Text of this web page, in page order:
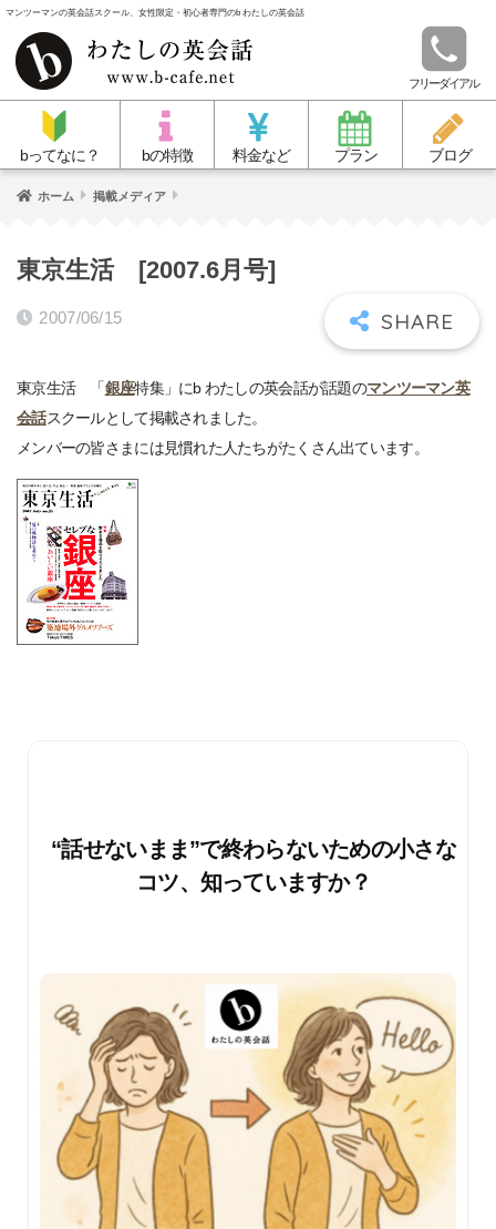
マンツーマンの英会話スクール、女性限定・初心者専門のb わたしの英会話
フリーダイアル
bってなに？ bの特徴 料金など プラン ブログ
ホーム 掲載メディア
東京生活 [2007.6月号]
2007/06/15
東京生活 「銀座特集」にb わたしの英会話が話題のマンツーマン英
会話スクールとして掲載されました。
メンバーの皆さまには見慣れた人たちがたくさん出ています。
“話せないまま”で終わらないための小さな
コツ、知っていますか？